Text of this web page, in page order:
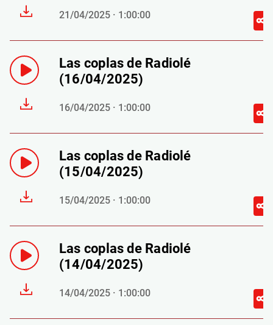
21/04/2025 · 1:00:00
Las coplas de Radiolé
(16/04/2025)
16/04/2025 · 1:00:00
Las coplas de Radiolé
(15/04/2025)
15/04/2025 · 1:00:00
Las coplas de Radiolé
(14/04/2025)
14/04/2025 · 1:00:00